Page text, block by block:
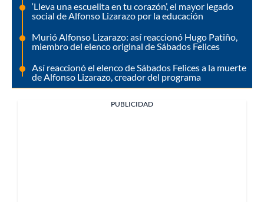
‘Lleva una escuelita en tu corazón’, el mayor legado
social de Alfonso Lizarazo por la educación
Murió Alfonso Lizarazo: así reaccionó Hugo Patiño,
miembro del elenco original de Sábados Felices
Así reaccionó el elenco de Sábados Felices a la muerte
de Alfonso Lizarazo, creador del programa
PUBLICIDAD